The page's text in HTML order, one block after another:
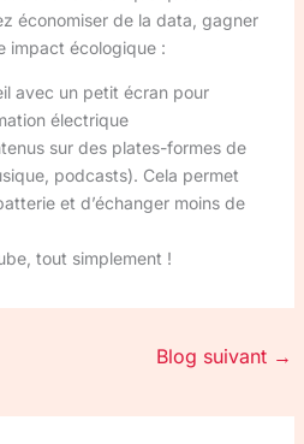
économiser de la data, gagner
impact écologique :
avec un petit écran pour
électrique
sur des plates-formes de
podcasts). Cela permet
et d’échanger moins de
tout simplement !
Blog suivant →